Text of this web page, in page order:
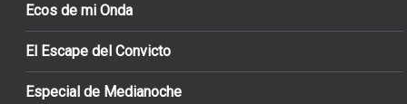
Ecos de mi Onda
El Escape del Convicto
Especial de Medianoche